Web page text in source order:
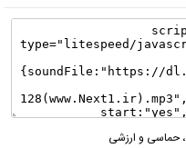
،حماسی و ارزشی